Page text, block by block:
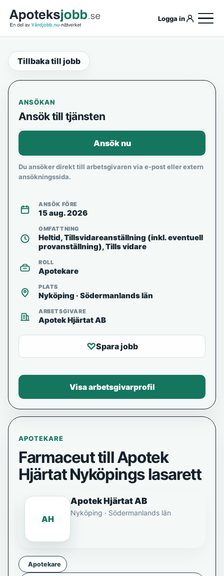
Logga in
Tillbaka till jobb
APOTEKARE
Farmaceut till Apotek
Hjärtat Nyköpings lasarett
AH
Apotek Hjärtat AB
Nyköping · Södermanlands län
Apotekare
ANSÖKAN
Ansök till tjänsten
Ansök nu
Du ansöker direkt till arbetsgivaren via e-post eller extern
ansökningssida.
ANSÖK FÖRE
15 aug. 2026
OMFATTNING
Heltid, Tillsvidareanställning (inkl. eventuell
provanställning), Tills vidare
ROLL
Apotekare
PLATS
Nyköping · Södermanlands län
ARBETSGIVARE
Apotek Hjärtat AB
♡Spara jobb
Visa arbetsgivarprofil